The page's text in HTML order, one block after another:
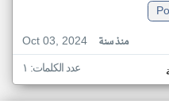
Oct 03, 2024
منذ سنة
عدد الكلمات: ١